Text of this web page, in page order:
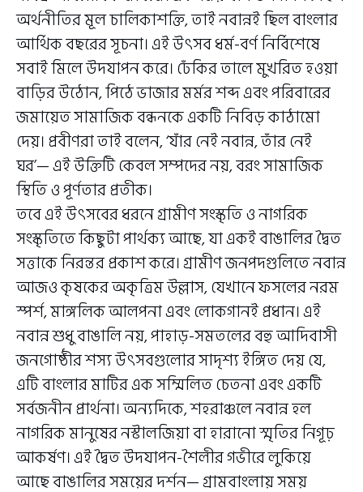
অর্থনীতির মূল চালিকাশক্তি, তাই নবান্নই ছিল বাংলার
আর্থিক বছরের সূচনা। এই উৎসব ধর্ম-বর্ণ নির্বিশেষে
সবাই মিলে উদযাপন করে। ঢেঁকির তালে মুখরিত হওয়া
বাড়ির উঠোন, পিঠে ভাজার মর্মর শব্দ এবং পরিবারের
জমায়েত সামাজিক বন্ধনকে একটি নিবিড় কাঠামো
দেয়। প্রবীণরা তাই বলেন, ‘যাঁর নেই নবান্ন, তাঁর নেই
ঘর’— এই উক্তিটি কেবল সম্পদের নয়, বরং সামাজিক
স্থিতি ও পূর্ণতার প্রতীক।
তবে এই উৎসবের ধরনে গ্রামীণ সংস্কৃতি ও নাগরিক
সংস্কৃতিতে কিছুটা পার্থক্য আছে, যা একই বাঙালির দ্বৈত
সত্তাকে নিরন্তর প্রকাশ করে। গ্রামীণ জনপদগুলিতে নবান্ন
আজও কৃষকের অকৃত্রিম উল্লাস, যেখানে ফসলের নরম
স্পর্শ, মাঙ্গলিক আলপনা এবং লোকগানই প্রধান। এই
নবান্ন শুধু বাঙালি নয়, পাহাড়-সমতলের বহু আদিবাসী
জনগোষ্ঠীর শস্য উৎসবগুলোর সাদৃশ্য ইঙ্গিত দেয় যে,
এটি বাংলার মাটির এক সম্মিলিত চেতনা এবং একটি
সর্বজনীন প্রার্থনা। অন্যদিকে, শহরাঞ্চলে নবান্ন হল
নাগরিক মানুষের নস্টালজিয়া বা হারানো স্মৃতির নিগূঢ়
আকর্ষণ। এই দ্বৈত উদযাপন-শৈলীর গভীরে লুকিয়ে
আছে বাঙালির সময়ের দর্শন— গ্রামবাংলায় সময়